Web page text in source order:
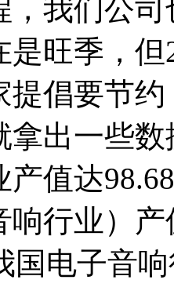
，我们公
季，但
提倡要节
拿出一些
产值达
响行业）
国电子音